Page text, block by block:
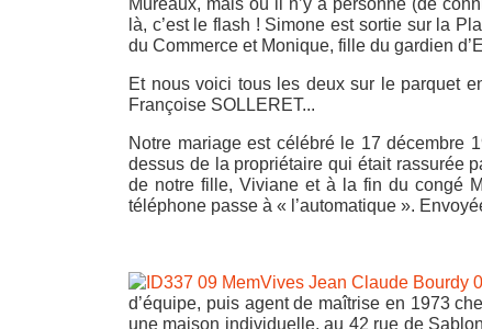
Mureaux, mais où il n’y a personne (de
là, c’est le flash ! Simone est sortie sur la
du Commerce et Monique, fille du gardien
Et nous voici tous les deux sur le parquet
Françoise SOLLERET...
Notre mariage est célébré le 17 décembre
dessus de la propriétaire qui était rassurée
de notre fille, Viviane et à la fin du congé
téléphone passe à « l’automatique ».
d’équipe, puis agent de maîtrise en 1973
une maison individuelle, au 42 rue de